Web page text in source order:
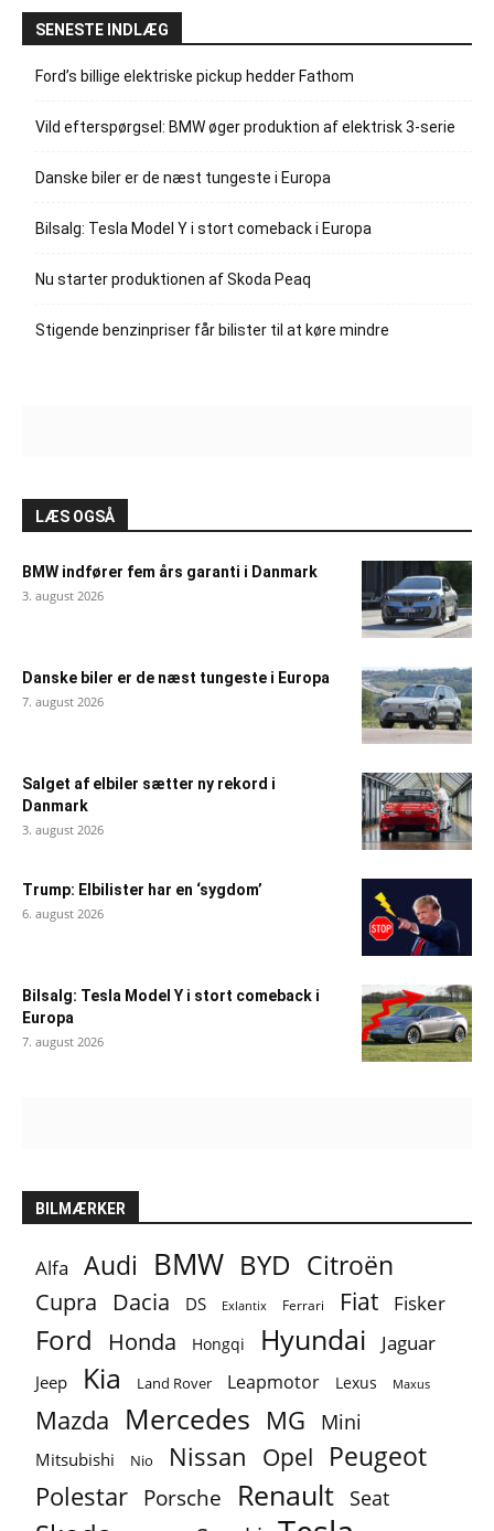
SENESTE INDLÆG
Ford’s billige elektriske pickup hedder Fathom
Vild efterspørgsel: BMW øger produktion af elektrisk 3-serie
Danske biler er de næst tungeste i Europa
Bilsalg: Tesla Model Y i stort comeback i Europa
Nu starter produktionen af Skoda Peaq
Stigende benzinpriser får bilister til at køre mindre
LÆS OGSÅ
BMW indfører fem års garanti i Danmark
3. august 2026
Danske biler er de næst tungeste i Europa
7. august 2026
Salget af elbiler sætter ny rekord i
Danmark
3. august 2026
Trump: Elbilister har en ‘sygdom’
6. august 2026
Bilsalg: Tesla Model Y i stort comeback i
Europa
7. august 2026
BILMÆRKER
Alfa Audi BMW BYD Citroën
Cupra Dacia DS Exlantix Ferrari Fiat Fisker
Ford Honda Hongqi Hyundai Jaguar
Jeep Kia Land Rover Leapmotor Lexus Maxus
Mazda Mercedes MG Mini
Mitsubishi Nio Nissan Opel Peugeot
Polestar Porsche Renault Seat